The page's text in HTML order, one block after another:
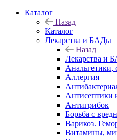
Каталог
Назад
Каталог
Лекарства и БАДы
Назад
Лекарства и
Анальгетики,
Аллергия
Антисептики
Антигрибок
Борьба с
Варикоз.
Витамины,